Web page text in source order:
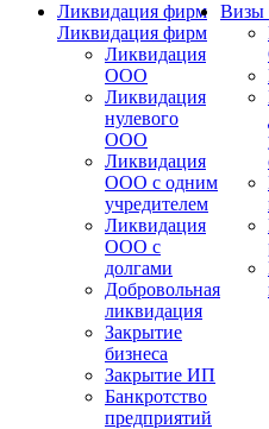
Ликвидация фирм
Ликвидация фирм
Ликвидация
ООО
Ликвидация
нулевого
ООО
Ликвидация
ООО с одним
учредителем
Ликвидация
ООО с
долгами
Добровольная
ликвидация
Закрытие
бизнеса
Закрытие ИП
Банкротство
предприятий